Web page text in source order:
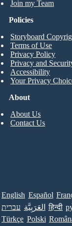
Join my Team
About
About Us
Contact Us
Policies
Storyboard
Terms of Use
Privacy Policy
Privacy and
Accessibility
Your Privacy
English Español
עברית العَرَبِيَّة हिन्दी
Türkçe Polski